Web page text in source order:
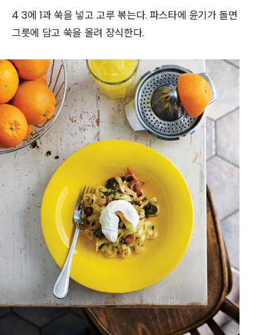
4 3에 1과 쑥을 넣고 고루 볶는다. 파스타에 윤기가 돌면
그릇에 담고 쑥을 올려 장식한다.